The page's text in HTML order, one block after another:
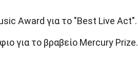
Award για το "Best Live Act".
για το βραβείο Mercury Prize.